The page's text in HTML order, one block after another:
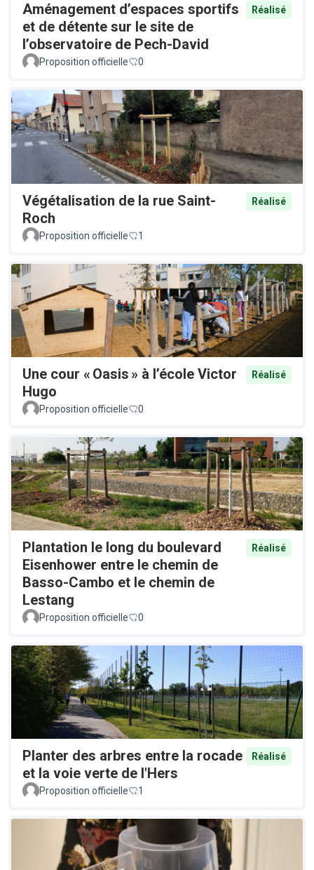
Aménagement d’espaces sportifs
et de détente sur le site de
l’observatoire de Pech-David
Réalisé
Proposition officielle 0
Végétalisation de la rue Saint-
Roch
Réalisé
Proposition officielle 1
Une cour « Oasis » à l’école Victor
Hugo
Réalisé
Proposition officielle 0
Plantation le long du boulevard
Eisenhower entre le chemin de
Basso-Cambo et le chemin de
Lestang
Réalisé
Proposition officielle 0
Planter des arbres entre la rocade
et la voie verte de l'Hers
Réalisé
Proposition officielle 1